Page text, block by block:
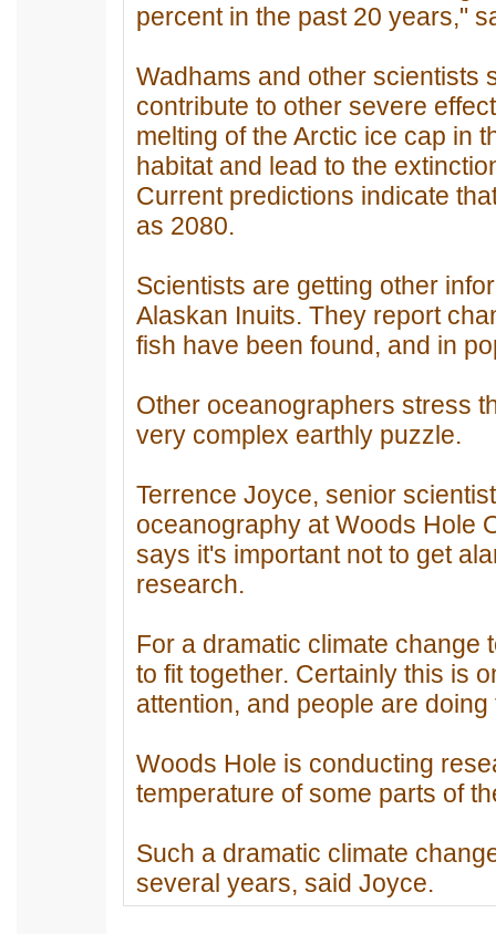
percent in the past 20 years,"
Wadhams and other scientists
contribute to other severe
melting of the Arctic ice cap in
habitat and lead to the
Current predictions indicate
as 2080.
Scientists are getting other
Alaskan Inuits. They report
fish have been found, and in
Other oceanographers stress
very complex earthly puzzle.
Terrence Joyce, senior
oceanography at Woods Hole
says it's important not to get
research.
For a dramatic climate change
to fit together. Certainly this is
attention, and people are doing
Woods Hole is conducting
temperature of some parts of
Such a dramatic climate
several years, said Joyce.